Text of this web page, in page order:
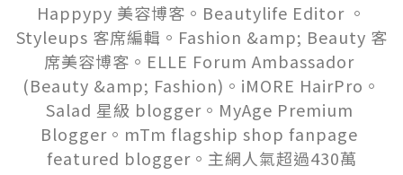
Happypy 美容博客。Beautylife Editor 。
Styleups 客席編輯。Fashion &amp; Beauty 客
席美容博客。ELLE Forum Ambassador
(Beauty &amp; Fashion)。iMORE HairPro。
Salad 星級 blogger。MyAge Premium
Blogger。mTm flagship shop fanpage
featured blogger。主網人氣超過430萬